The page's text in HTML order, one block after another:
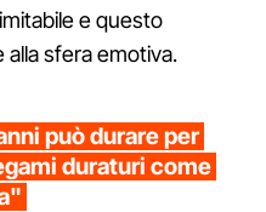
e questo
sfera emotiva.
può durare per
duraturi come